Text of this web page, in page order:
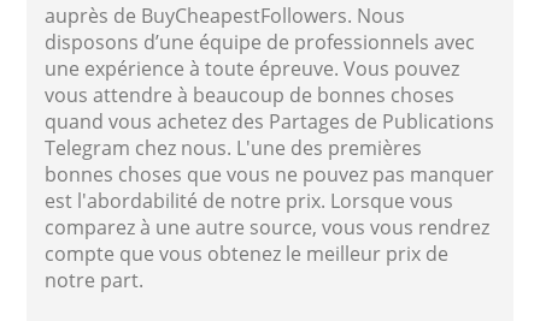
auprès de BuyCheapestFollowers. Nous
disposons d’une équipe de professionnels avec
une expérience à toute épreuve. Vous pouvez
vous attendre à beaucoup de bonnes choses
quand vous achetez des Partages de Publications
Telegram chez nous. L'une des premières
bonnes choses que vous ne pouvez pas manquer
est l'abordabilité de notre prix. Lorsque vous
comparez à une autre source, vous vous rendrez
compte que vous obtenez le meilleur prix de
notre part.